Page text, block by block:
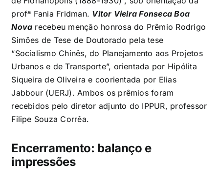
profª Fania Fridman. Vitor Vieira Fonseca Boa
Nova recebeu menção honrosa do Prêmio Rodrigo
Simões de Tese de Doutorado pela tese
“Socialismo Chinês, do Planejamento aos Projetos
Urbanos e de Transporte”, orientada por Hipólita
Siqueira de Oliveira e coorientada por Elias
Jabbour (UERJ). Ambos os prêmios foram
recebidos pelo diretor adjunto do IPPUR, professor
Filipe Souza Corrêa.
Encerramento: balanço e
impressões